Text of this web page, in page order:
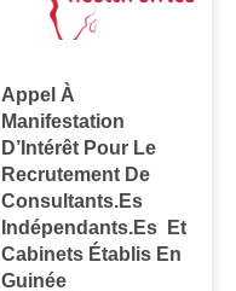
Appel À
Manifestation
D’Intérêt Pour Le
Recrutement De
Consultants.es
Indépendants.es Et
Cabinets Établis En
Guinée